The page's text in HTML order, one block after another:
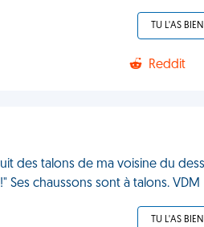
TU L'AS
Reddit
des talons de ma voisine du
Ses chaussons sont à talons. VDM
TU L'AS